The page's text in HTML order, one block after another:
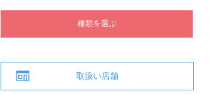
種類を選ぶ
取扱い店舗